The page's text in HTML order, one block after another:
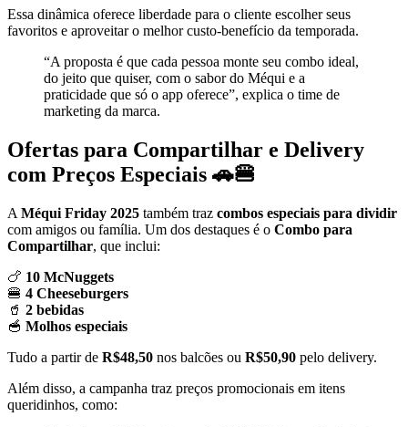
Essa dinâmica oferece liberdade para o cliente escolher seus
favoritos e aproveitar o melhor custo-benefício da temporada.
“A proposta é que cada pessoa monte seu combo ideal,
do jeito que quiser, com o sabor do Méqui e a
praticidade que só o app oferece”, explica o time de
marketing da marca.
Ofertas para Compartilhar e Delivery
com Preços Especiais 🚗🍔
A Méqui Friday 2025 também traz combos especiais para dividir
com amigos ou família. Um dos destaques é o Combo para
Compartilhar, que inclui:
🍗 10 McNuggets
🍔 4 Cheeseburgers
🥤 2 bebidas
🥣 Molhos especiais
Tudo a partir de R$48,50 nos balcões ou R$50,90 pelo delivery.
Além disso, a campanha traz preços promocionais em itens
queridinhos, como: